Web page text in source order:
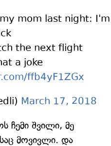
mom last night: I'm
the next flight
a joke
ffb4yF1ZGx
March 17, 2018
ჩემი შვილი, მე
მოვივლი. და